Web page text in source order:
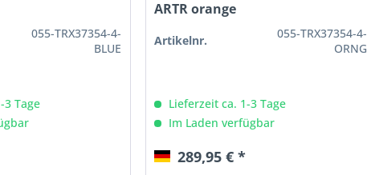
055-TRX37354-4-
BLUE
3 Tage
ARTR orange
Artikelnr.
055-TRX37354-4-
ORNG
Lieferzeit ca. 1-3 Tage
Im Laden verfügbar
289,95 € *